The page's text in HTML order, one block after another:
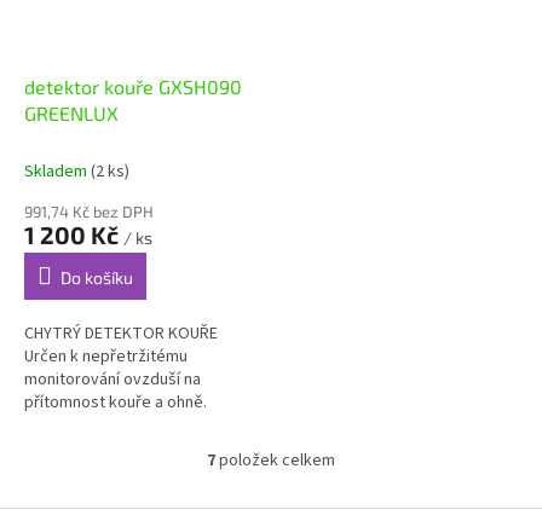
detektor kouře GXSH090
GREENLUX
Skladem (2 ks)
991,74 Kč bez DPH
1 200 Kč / ks
Do košíku
CHYTRÝ DETEKTOR KOUŘE
Určen k nepřetržitému
monitorování ovzduší na
přítomnost kouře a ohně.
tzv. fotoelektronickém principu
O
7položek celkem